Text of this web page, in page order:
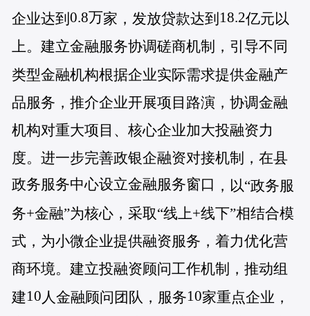
企业达到0.8万家，发放贷款达到 18.2亿元以
上。建立金融服务协调磋商机制，引导不同
类型金融机构根据企业实际需求提供金融产
品服务，推介企业开展项目路演，协调金融
机构对重大项目、核心企业加大投融资力
度。进一步完善政银企融资对接机制，在县
政务服务中心设立金融服务窗口 ，以“政务服
务+金融”为核心，采取“线上+线下”相结合模
式，为小微企业提供融资服务，着力优化营
商环境。建立投融资顾问工作机制，推动组
建10 人金融顾问团队，服务10家重点企业，